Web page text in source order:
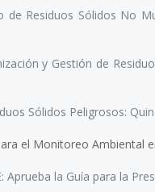
de Residuos Sólidos No
y Gestión de
Sólidos Peligrosos:
el Monitoreo Ambiental
Aprueba la Guía para la